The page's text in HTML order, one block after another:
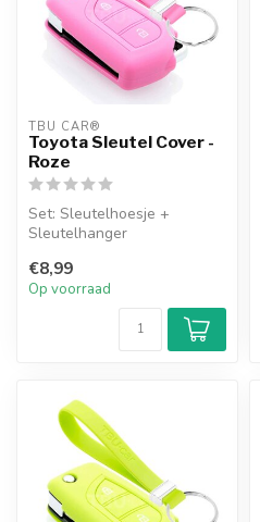
TBU CAR®
Toyota Sleutel Cover -
Roze
Set: Sleutelhoesje +
Sleutelhanger
€8,99
Op voorraad